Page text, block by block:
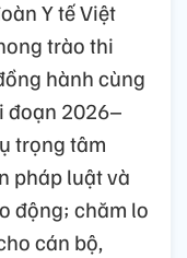
Y tế Việt
trào thi
hành cùng
đoạn 2026–
trọng tâm
pháp luật và
động; chăm lo
cán bộ,